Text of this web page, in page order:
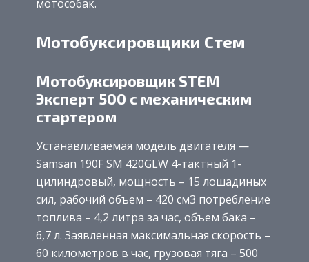
мотособак.
Мотобуксировщики Стем
Мотобуксировщик STEM
Эксперт 500 с механическим
стартером
Устанавливаемая модель двигателя —
Samsan 190F SM 420GLW 4-тактный 1-
цилиндровый, мощность – 15 лошадиных
сил, рабочий объем – 420 см3 потребление
топлива – 4,2 литра за час, объем бака –
6,7 л. Заявленная максимальная скорость –
60 километров в час, грузовая тяга – 500